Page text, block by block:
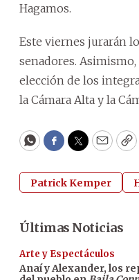
Hagamos.
Este viernes jurarán
senadores.
elección de los
la Cámara Alta y la
WhatsApp
Facebook
Twitter
Email
Patrick Kemper
Últimas Noticias
Arte y Espectáculos
Anaí y Alexander, los